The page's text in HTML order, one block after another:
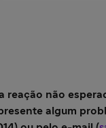
não
algum